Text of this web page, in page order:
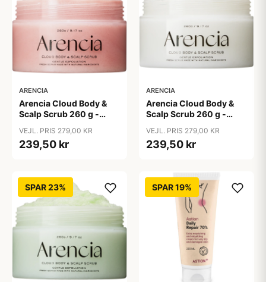
ARENCIA
Arencia Cloud Body &
Scalp Scrub 260 g -
VEJL. PRIS 279,00 KR
239,50 kr
ARENCIA
Arencia Cloud Body &
Scalp Scrub 260 g -
VEJL. PRIS 279,00 KR
239,50 kr
SPAR 23% SPAR 19%